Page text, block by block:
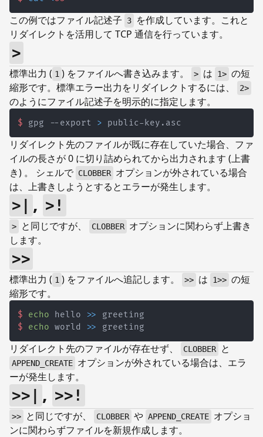
この例ではファイル記述子 3
を作成しています。これと
リダイレクトを活用して TCP 通信を行っています。
>
標準出力 ( 1 ) をファイルへ書き込みます。 > は 1> の短
縮形です。標準エラー出力をリダイレクトするには、
2>
のようにファイル記述子を明示的に指定します。
$ gpg --export > public-key.asc
リダイレクト先のファイルが既に存在していた場合、ファ
イルの長さが 0 に切り詰められてから出力されます (上書
き) 。 シェルで CLOBBER オプションが外されている場合
は、上書きしようとするとエラーが発生します。
>| , >!
> と同じですが、 CLOBBER オプションに関わらず上書き
します。
>>
標準出力 ( 1 ) をファイルへ追記します。 >> は 1>> の短
縮形です。
$ echo hello >>
greeting
$
echo world >> greeting
リダイレクト先のファイルが存在せず、 CLOBBER と
APPEND_CREATE オプションが外されている場合は、エラ
ーが発生します。
>>| , >>!
>> と同じですが、 CLOBBER や APPEND_CREATE オプショ
ンに関わらずファイルを新規作成します。